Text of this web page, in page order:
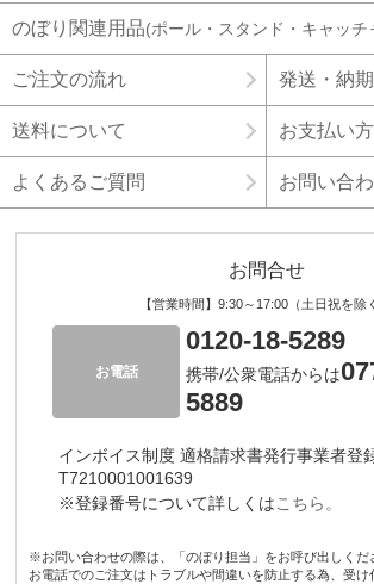
のぼり関連用品(ポール・スタンド・キャッチ
ご注文の流れ 発送・納期
送料について お支払い
よくあるご質問 お問い合
お問合せ
【営業時間】9:30～17:00（土日祝を除
お電話
0120-18-5289
携帯/公衆電話からは
5889
インボイス制度 適格請求書発行事業者登
T7210001001639
※登録番号について詳しくはこちら。
※お問い合わせの際は、「のぼり担当」をお呼び出しくだ
お電話でのご注文はトラブルや間違いを防止する為、受け